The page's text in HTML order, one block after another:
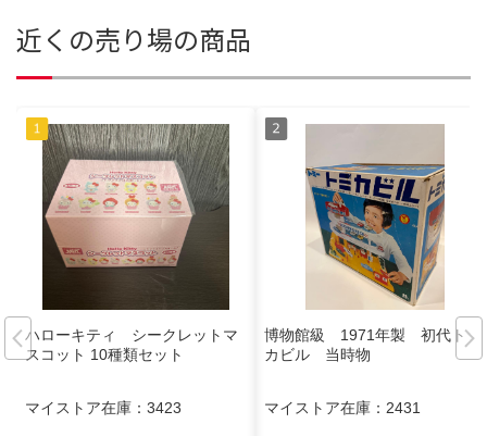
近くの売り場の商品
ハローキティ シークレットマ
スコット 10種類セット
マイストア在庫： 3423
博物館級 1971年製 初代トミ
カビル 当時物
マイストア在庫： 2431